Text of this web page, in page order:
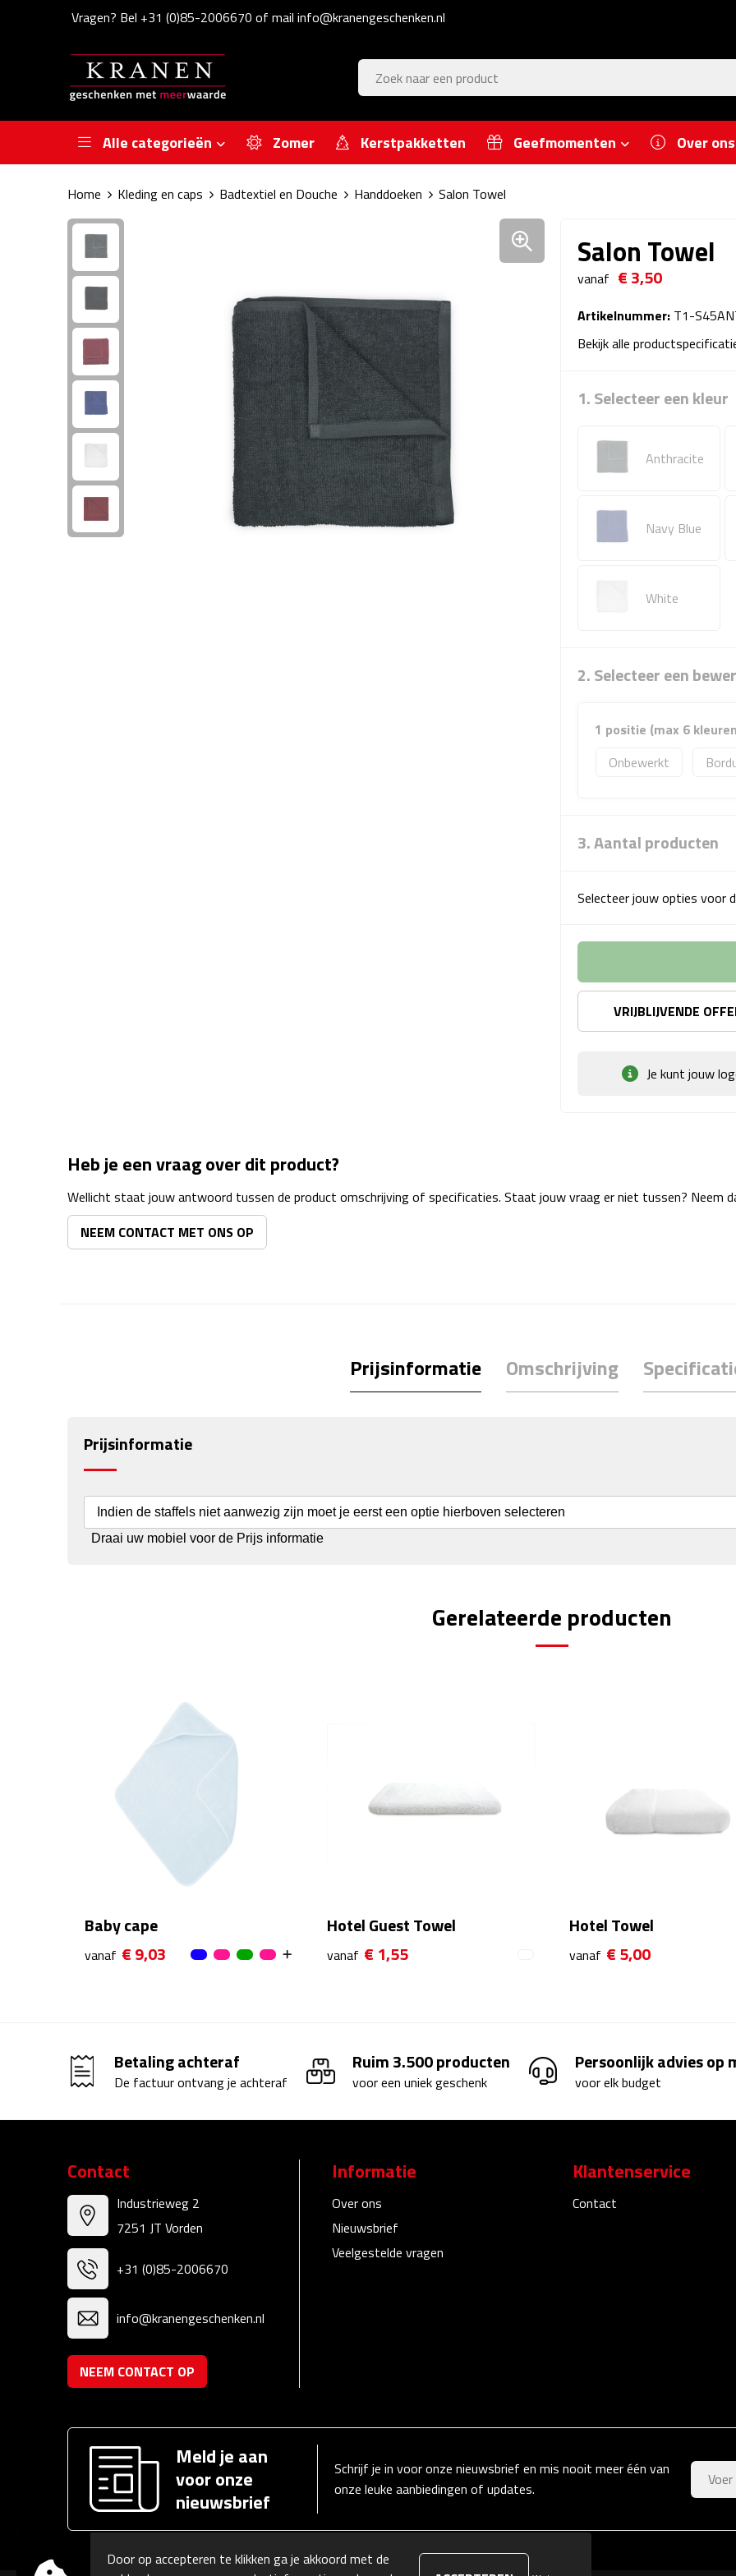
Vragen? Bel +31 (0)85-2006670 of mail info@kranengeschenken.nl
Alle categorieën Zomer Kerstpakketten Geefmomenten Over ons
Home Kleding en caps Badtextiel en Douche Handdoeken Salon Towel
Salon Towel
vanaf € 3,50
Artikelnummer: T1-
Bekijk alle
1. Selecteer een kleur
Anthracite
Navy Blue
White
2. Selecteer een
1 positie (max 6
Onbewerkt
3. Aantal producten
Selecteer jouw opties voor
VRIJBLIJVENDE
Je kunt jouw
Heb je een vraag over dit product?
Wellicht staat jouw antwoord tussen de product omschrijving of specificaties. Staat jouw vraag er niet tussen? Neem
NEEM CONTACT MET ONS OP
Prijsinformatie Omschrijving
Prijsinformatie
Indien de staffels niet aanwezig zijn moet je eerst een optie hierboven selecteren
Draai uw mobiel voor de Prijs informatie
Gerelateerde producten
Baby cape
vanaf € 9,03
Hotel Guest Towel
vanaf € 1,55
Hotel Towel
vanaf € 5,00
Betaling achteraf
De factuur ontvang je achteraf
Ruim 3.500 producten
voor een uniek geschenk
Persoonlijk advies op
voor elk budget
Contact
Industrieweg 2
7251 JT Vorden
+31 (0)85-2006670
info@kranengeschenken.nl
NEEM CONTACT OP
Informatie
Over ons
Nieuwsbrief
Veelgestelde vragen
Klantenservice
Contact
Meld je aan
voor onze
nieuwsbrief
Schrijf je in voor onze nieuwsbrief en mis nooit meer één van
onze leuke aanbiedingen of updates.
Door op accepteren te klikken ga je akkoord met de